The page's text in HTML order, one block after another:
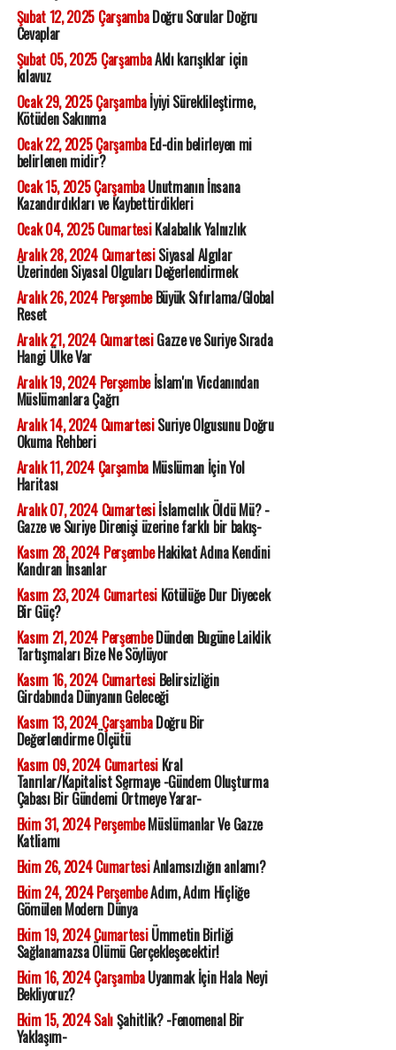
Şubat 12, 2025 ÇarşambaDoğru Sorular Doğru
Cevaplar
Şubat 05, 2025 ÇarşambaAklı karışıklar için
kılavuz
Ocak 29, 2025 Çarşambaİyiyi Süreklileştirme,
Kötüden Sakınma
Ocak 22, 2025 ÇarşambaEd-din belirleyen mi
belirlenen midir?
Ocak 15, 2025 ÇarşambaUnutmanın İnsana
Kazandırdıkları ve Kaybettirdikleri
Ocak 04, 2025 CumartesiKalabalık Yalnızlık
Aralık 28, 2024 CumartesiSiyasal Algılar
Üzerinden Siyasal Olguları Değerlendirmek
Aralık 26, 2024 PerşembeBüyük Sıfırlama/Global
Reset
Aralık 21, 2024 CumartesiGazze ve Suriye Sırada
Hangi Ülke Var
Aralık 19, 2024 Perşembeİslam'ın Vicdanından
Müslümanlara Çağrı
Aralık 14, 2024 CumartesiSuriye Olgusunu Doğru
Okuma Rehberi
Aralık 11, 2024 ÇarşambaMüslüman İçin Yol
Haritası
Aralık 07, 2024 Cumartesiİslamcılık Öldü Mü? -
Gazze ve Suriye Direnişi üzerine farklı bir bakış-
Kasım 28, 2024 PerşembeHakikat Adına Kendini
Kandıran İnsanlar
Kasım 23, 2024 CumartesiKötülüğe Dur Diyecek
Bir Güç?
Kasım 21, 2024 PerşembeDünden Bugüne Laiklik
Tartışmaları Bize Ne Söylüyor
Kasım 16, 2024 CumartesiBelirsizliğin
Girdabında Dünyanın Geleceği
Kasım 13, 2024 ÇarşambaDoğru Bir
Değerlendirme Ölçütü
Kasım 09, 2024 CumartesiKral
Tanrılar/Kapitalist Sermaye -Gündem Oluşturma
Çabası Bir Gündemi Örtmeye Yarar-
Ekim 31, 2024 PerşembeMüslümanlar Ve Gazze
Katliamı
Ekim 26, 2024 CumartesiAnlamsızlığın anlamı?
Ekim 24, 2024 PerşembeAdım, Adım Hiçliğe
Gömülen Modern Dünya
Ekim 19, 2024 CumartesiÜmmetin Birliği
Sağlanamazsa Ölümü Gerçekleşecektir!
Ekim 16, 2024 ÇarşambaUyanmak İçin Hala Neyi
Bekliyoruz?
Ekim 15, 2024 SalıŞahitlik? -Fenomenal Bir
Yaklaşım-